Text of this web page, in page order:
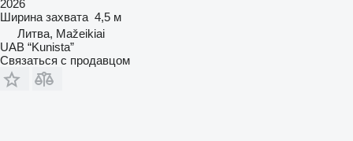
2026
Ширина захвата 4,5 м
Литва, Mažeikiai
UAB “Kunista”
Связаться с продавцом